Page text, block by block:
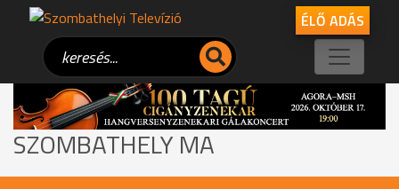
ÉLŐ ADÁS
SZOMBATHELY MA